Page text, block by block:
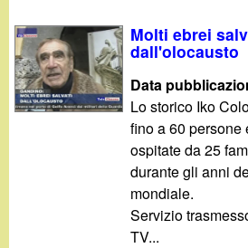
n
d
e
r
c
a
Molti ebrei
dall'olocausto
Data
Lo storico Iko
fino a 60 persone
ospitate da 25
durante gli anni
mondiale.
Servizio
TV...